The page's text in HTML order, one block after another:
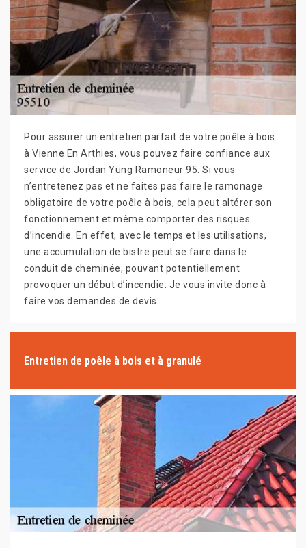
Pour assurer un entretien parfait de votre poêle à bois
à Vienne En Arthies, vous pouvez faire confiance aux
service de Jordan Yung Ramoneur 95. Si vous
n’entretenez pas et ne faites pas faire le ramonage
obligatoire de votre poêle à bois, cela peut altérer son
fonctionnement et même comporter des risques
d’incendie. En effet, avec le temps et les utilisations,
une accumulation de bistre peut se faire dans le
conduit de cheminée, pouvant potentiellement
provoquer un début d’incendie. Je vous invite donc à
faire vos demandes de devis.
Entretien de poêle à bois et à granulé